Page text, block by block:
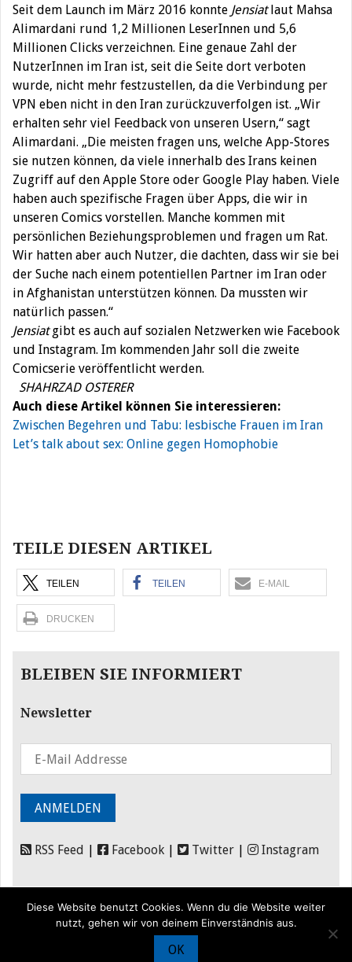
Seit dem Launch im März 2016 konnte Jensiatlaut Mahsa
Alimardani rund 1,2 Millionen LeserInnen und 5,6
Millionen Clicks verzeichnen. Eine genaue Zahl der
NutzerInnen im Iran ist, seit die Seite dort verboten
wurde, nicht mehr festzustellen, da die Verbindung per
VPN eben nicht in den Iran zurückzuverfolgen ist. „Wir
erhalten sehr viel Feedback von unseren Usern,“ sagt
Alimardani. „Die meisten fragen uns, welche App-Stores
sie nutzen können, da viele innerhalb des Irans keinen
Zugriff auf den Apple Store oder Google Play haben. Viele
haben auch spezifische Fragen über Apps, die wir in
unseren Comics vorstellen. Manche kommen mit
persönlichen Beziehungsproblemen und fragen um Rat.
Wir hatten aber auch Nutzer, die dachten, dass wir sie bei
der Suche nach einem potentiellen Partner im Iran oder
in Afghanistan unterstützen können. Da mussten wir
natürlich passen.“
Jensiatgibt es auch auf sozialen Netzwerken wie Facebook
und Instagram. Im kommenden Jahr soll die zweite
Comicserie veröffentlicht werden.
SHAHRZAD OSTERER
Auch diese Artikel können Sie interessieren:
Zwischen Begehren und Tabu: lesbische Frauen im Iran
Let’s talk about sex: Online gegen Homophobie
TEILE DIESEN ARTIKEL
TEILEN TEILEN E-MAIL
DRUCKEN
BLEIBEN SIE INFORMIERT
Newsletter
RSS Feed Facebook Twitter Instagram
Förderung|
Diese Website benutzt Cookies. Wenn du die Website weiter
nutzt, gehen wir von deinem Einverständnis aus.
OK